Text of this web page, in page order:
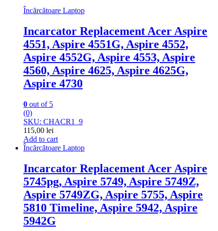
Încărcătoare Laptop
Incarcator Replacement Acer Aspire
4551, Aspire 4551G, Aspire 4552,
Aspire 4552G, Aspire 4553, Aspire
4560, Aspire 4625, Aspire 4625G,
Aspire 4730
0 out of 5
(0)
SKU: CHACR1_9
115,00 lei
Add to cart
Încărcătoare Laptop
Incarcator Replacement Acer Aspire
5745pg, Aspire 5749, Aspire 5749Z,
Aspire 5749ZG, Aspire 5755, Aspire
5810 Timeline, Aspire 5942, Aspire
5942G